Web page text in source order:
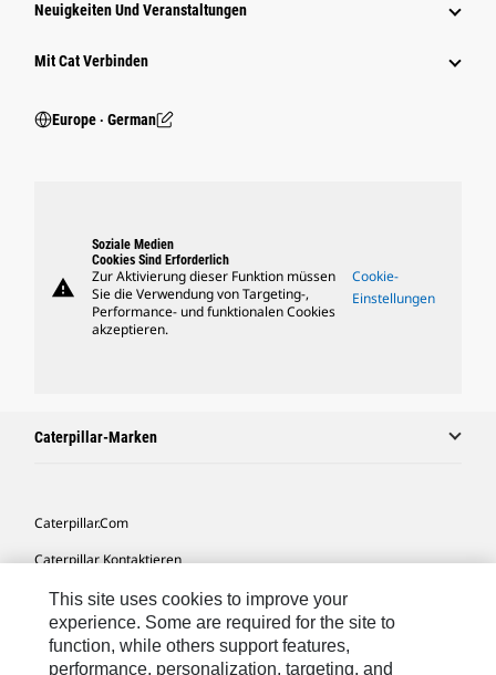
Neuigkeiten Und Veranstaltungen
Mit Cat Verbinden
Europe ‧ German
warning
Soziale Medien
Cookies Sind Erforderlich
Zur Aktivierung dieser Funktion müssen
Sie die Verwendung von Targeting-,
Performance- und funktionalen Cookies
akzeptieren.
Cookie-
Einstellungen
Caterpillar-Marken
Caterpillar.com
Caterpillar Kontaktieren
Meine Marketing-Präferenzen
Seitenübersicht
Cookie Settings
This site uses cookies to improve your
experience. Some are required for the site to
function, while others support features,
performance, personalization, targeting, and